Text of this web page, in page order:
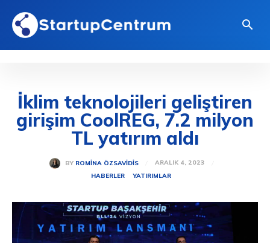
İklim teknolojileri geliştiren
girişim CoolREG, 7.2 milyon
TL yatırım aldı
BY ROMINA ÖZSAVIDIS
ARALIK 4, 2023
HABERLER
YATIRIMLAR